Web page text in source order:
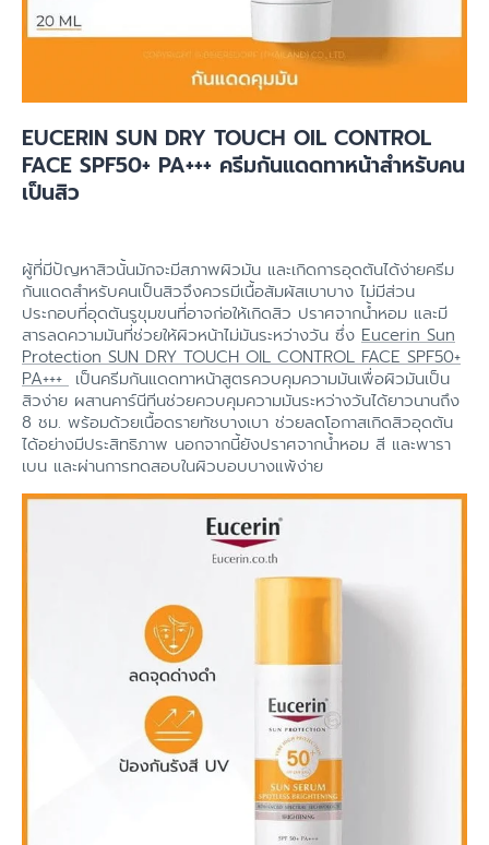
EUCERIN SUN DRY TOUCH OIL CONTROL
FACE SPF50+ PA+++ ครีมกันแดดทาหน้าสำหรับคน
เป็นสิว
ผู้ที่มีปัญหาสิวนั้นมักจะมีสภาพผิวมัน และเกิดการอุดตันได้ง่ายครีม
กันแดดสำหรับคนเป็นสิวจึงควรมีเนื้อสัมผัสเบาบาง ไม่มีส่วน
ประกอบที่อุดตันรูขุมขนที่อาจก่อให้เกิดสิว ปราศจากน้ำหอม และมี
สารลดความมันที่ช่วยให้ผิวหน้าไม่มันระหว่างวัน ซึ่ง Eucerin Sun
Protection SUN DRY TOUCH OIL CONTROL FACE SPF50+
PA+++ เป็นครีมกันแดดทาหน้าสูตรควบคุมความมันเพื่อผิวมันเป็น
สิวง่าย ผสานคาร์นีทีนช่วยควบคุมความมันระหว่างวันได้ยาวนานถึง
8 ชม. พร้อมด้วยเนื้อดรายทัชบางเบา ช่วยลดโอกาสเกิดสิวอุดตัน
ได้อย่างมีประสิทธิภาพ นอกจากนี้ยังปราศจากน้ำหอม สี และพารา
เบน และผ่านการทดสอบในผิวบอบบางแพ้ง่าย